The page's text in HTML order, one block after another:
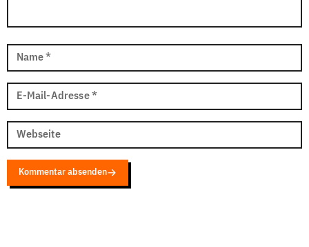
Name *
E-Mail-Adresse *
Webseite
Kommentar absenden